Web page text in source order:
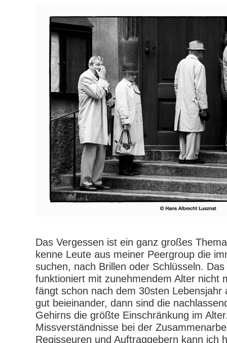
Das Vergessen ist ein ganz großes
kenne Leute aus meiner Peergroup die
suchen, nach Brillen oder Schlüsseln.
funktioniert mit zunehmendem Alter nicht
fängt schon nach dem 30sten Lebensjahr
gut beieinander, dann sind die
Gehirns die größte Einschränkung im
Missverständnisse bei der
Regisseuren und Auftraggebern kann ich